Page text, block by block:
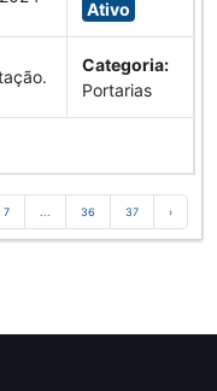
Ativo
Categoria:
Portarias
7 ... 36 37 ›